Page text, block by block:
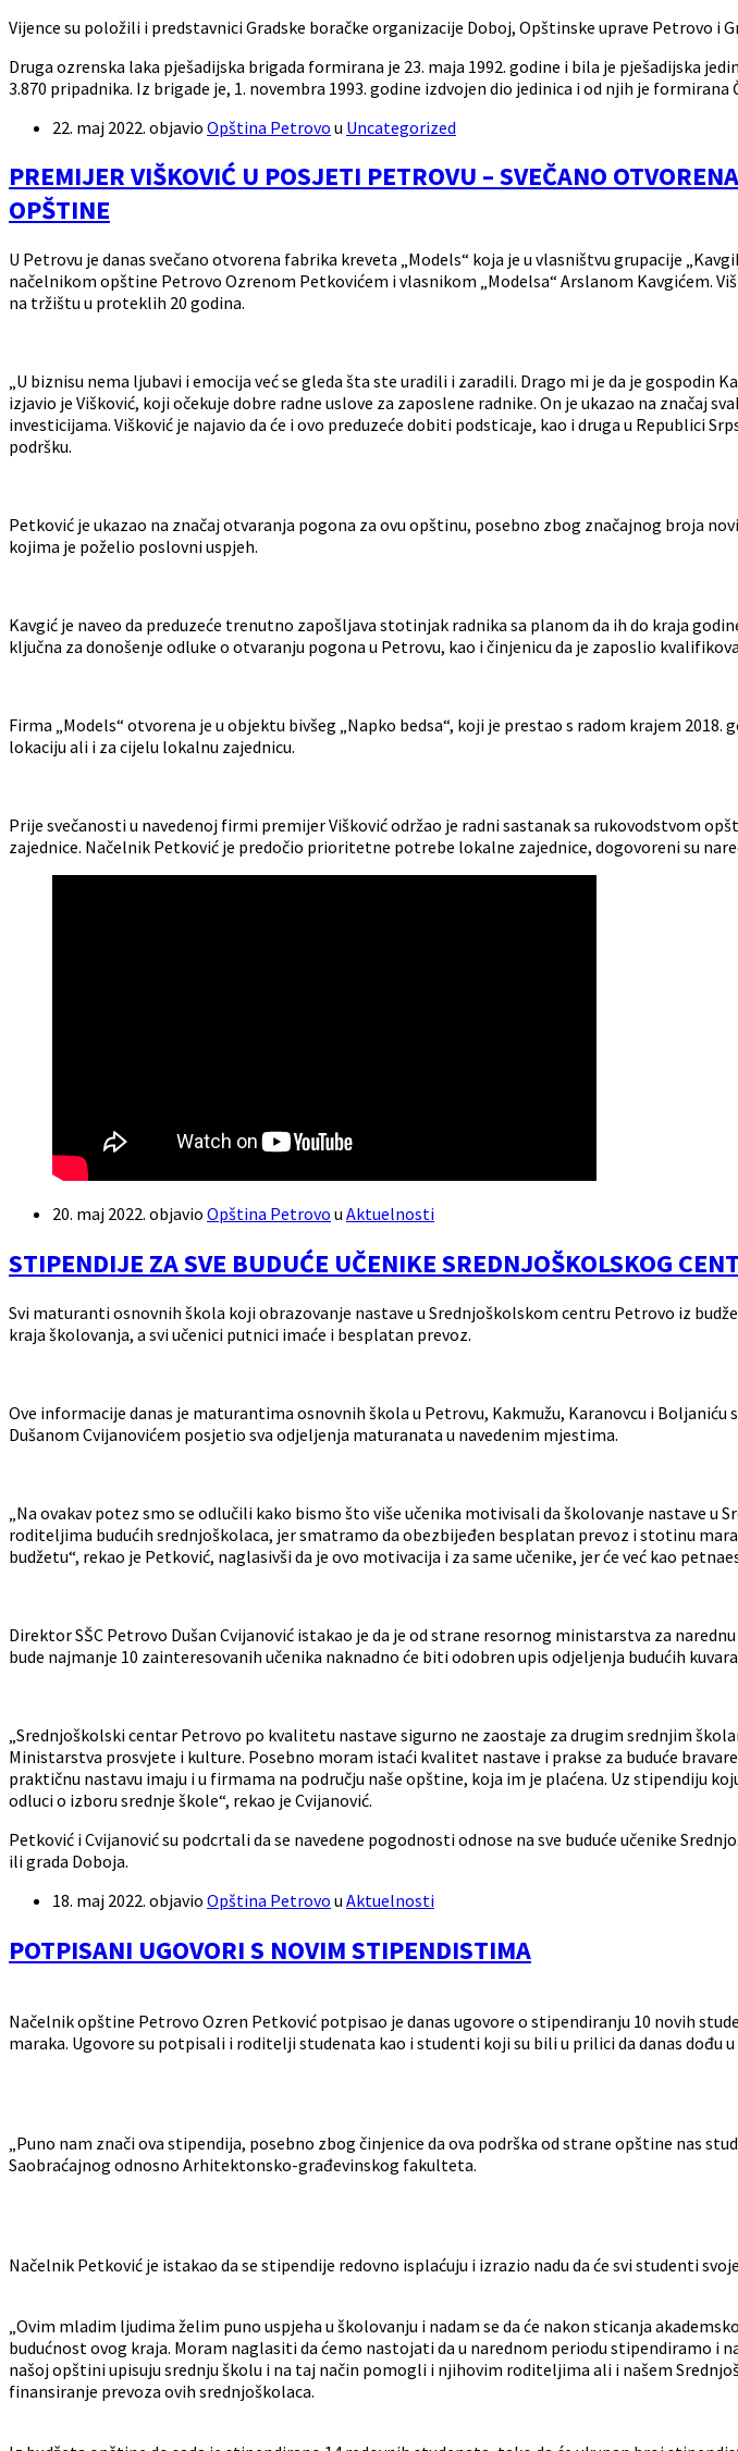
Vijence su položili i predstavnici Gradske boračke organizacije Doboj, Opštinske uprave Petrovo i
Druga ozrenska laka pješadijska brigada formirana je 23. maja 1992. godine i bila je pješadijska
3.870 pripadnika. Iz brigade je, 1. novembra 1993. godine izdvojen dio jedinica i od njih je
22. maj 2022. objavio Opština Petrovo u Uncategorized
PREMIJER VIŠKOVIĆ U POSJETI PETROVU – SVEČANO
OPŠTINE
U Petrovu je danas svečano otvorena fabrika kreveta „Models“ koja je u vlasništvu grupacije
načelnikom opštine Petrovo Ozrenom Petkovićem i vlasnikom „Modelsa“ Arslanom Kavgićem.
na tržištu u proteklih 20 godina.
„U biznisu nema ljubavi i emocija već se gleda šta ste uradili i zaradili. Drago mi je da je
izjavio je Višković, koji očekuje dobre radne uslove za zaposlene radnike. On je ukazao na značaj
investicijama. Višković je najavio da će i ovo preduzeće dobiti podsticaje, kao i druga u Republici
podršku.
Petković je ukazao na značaj otvaranja pogona za ovu opštinu, posebno zbog značajnog broja
kojima je poželio poslovni uspjeh.
Kavgić je naveo da preduzeće trenutno zapošljava stotinjak radnika sa planom da ih do kraja
ključna za donošenje odluke o otvaranju pogona u Petrovu, kao i činjenicu da je zaposlio
Firma „Models“ otvorena je u objektu bivšeg „Napko bedsa“, koji je prestao s radom krajem
lokaciju ali i za cijelu lokalnu zajednicu.
Prije svečanosti u navedenoj firmi premijer Višković održao je radni sastanak sa rukovodstvom
zajednice. Načelnik Petković je predočio prioritetne potrebe lokalne zajednice, dogovoreni su
20. maj 2022. objavio Opština Petrovo u Aktuelnosti
STIPENDIJE ZA SVE BUDUĆE UČENIKE SREDNJOŠKOLSKOG
Svi maturanti osnovnih škola koji obrazovanje nastave u Srednjoškolskom centru Petrovo iz
kraja školovanja, a svi učenici putnici imaće i besplatan prevoz.
Ove informacije danas je maturantima osnovnih škola u Petrovu, Kakmužu, Karanovcu i
Dušanom Cvijanovićem posjetio sva odjeljenja maturanata u navedenim mjestima.
„Na ovakav potez smo se odlučili kako bismo što više učenika motivisali da školovanje nastave
roditeljima budućih srednjoškolaca, jer smatramo da obezbijeđen besplatan prevoz i stotinu
budžetu“, rekao je Petković, naglasivši da je ovo motivacija i za same učenike, jer će već kao
Direktor SŠC Petrovo Dušan Cvijanović istakao je da je od strane resornog ministarstva za
bude najmanje 10 zainteresovanih učenika naknadno će biti odobren upis odjeljenja budućih
„Srednjoškolski centar Petrovo po kvalitetu nastave sigurno ne zaostaje za drugim srednjim
Ministarstva prosvjete i kulture. Posebno moram istaći kvalitet nastave i prakse za buduće
praktičnu nastavu imaju i u firmama na području naše opštine, koja im je plaćena. Uz stipendiju
odluci o izboru srednje škole“, rekao je Cvijanović.
Petković i Cvijanović su podcrtali da se navedene pogodnosti odnose na sve buduće učenike
ili grada Doboja.
18. maj 2022. objavio Opština Petrovo u Aktuelnosti
POTPISANI UGOVORI S NOVIM STIPENDISTIMA
Načelnik opštine Petrovo Ozren Petković potpisao je danas ugovore o stipendiranju 10 novih
maraka. Ugovore su potpisali i roditelji studenata kao i studenti koji su bili u prilici da danas
„Puno nam znači ova stipendija, posebno zbog činjenice da ova podrška od strane opštine nas
Saobraćajnog odnosno Arhitektonsko-građevinskog fakulteta.
Načelnik Petković je istakao da se stipendije redovno isplaćuju i izrazio nadu da će svi studenti
„Ovim mladim ljudima želim puno uspjeha u školovanju i nadam se da će nakon sticanja
budućnost ovog kraja. Moram naglasiti da ćemo nastojati da u narednom periodu stipendiramo i
našoj opštini upisuju srednju školu i na taj način pomogli i njihovim roditeljima ali i našem
finansiranje prevoza ovih srednjoškolaca.